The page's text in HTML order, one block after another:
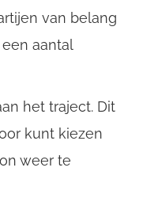
van belang
aantal
het traject. Dit
kunt kiezen
weer te